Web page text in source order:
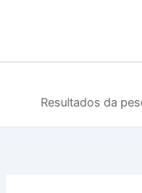
Resultados da